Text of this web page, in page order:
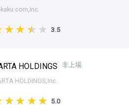
3.5
HOLDINGS 非上場
HOLDINGS,Inc.
5.0